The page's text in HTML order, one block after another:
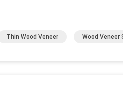
Thin Wood Veneer Wood Veneer